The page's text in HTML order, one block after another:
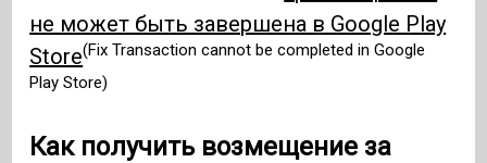
не может быть завершена в Google Play
Store(Fix Transaction cannot be completed in Google
Play Store)
Как получить возмещение за